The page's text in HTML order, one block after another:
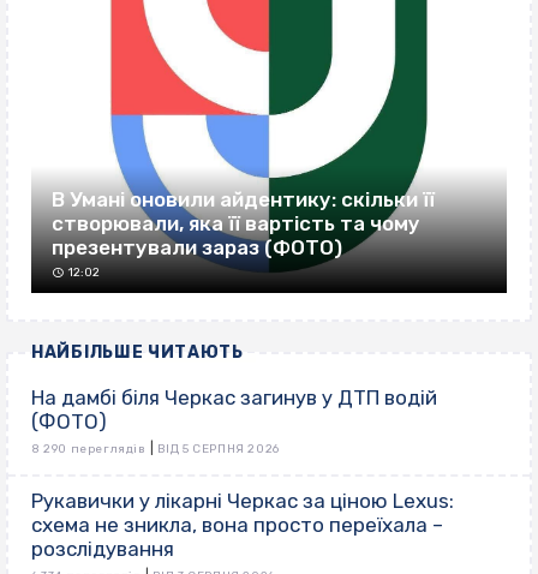
В Умані оновили айдентику: скільки її
створювали, яка її вартість та чому
презентували зараз (ФОТО)
12:02
НАЙБІЛЬШЕ ЧИТАЮТЬ
На дамбі біля Черкас загинув у ДТП водій
(ФОТО)
8 290 переглядів ВІД 5 СЕРПНЯ 2026
Рукавички у лікарні Черкас за ціною Lexus:
схема не зникла, вона просто переїхала –
розслідування